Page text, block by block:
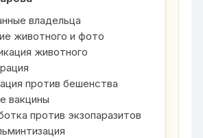
владельца
животного и фото
животного
против бешенства
вакцины
против экзопаразитов